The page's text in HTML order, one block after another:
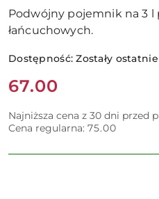
Podwójny pojemnik na 3 l
łańcuchowych.
Dostępność:Zostały
Cena:
67.00
Najniższa cena z 30 dni przed
Cena regularna: 75.00